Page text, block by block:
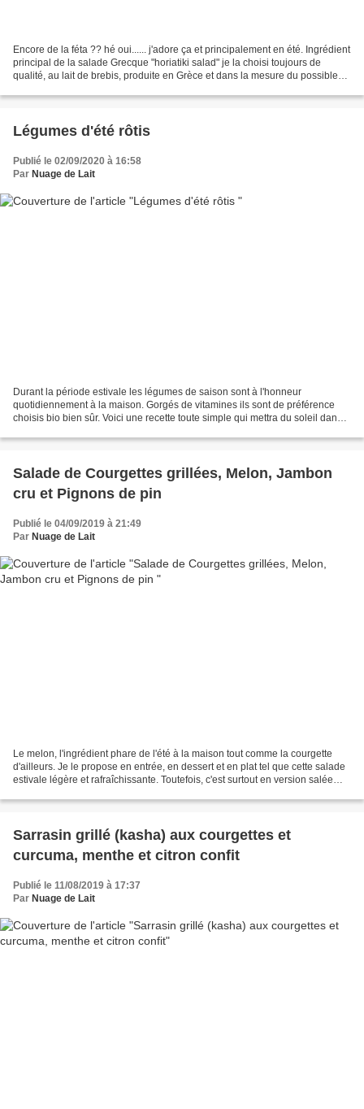
Encore de la féta ?? hé oui...... j'adore ça et principalement en été. Ingrédient
principal de la salade Grecque "horiatiki salad" je la choisi toujours de
qualité, au lait de brebis, produite en Grèce et dans la mesure du possible
Légumes d'été rôtis
Publié le 02/09/2020 à 16:58
Par Nuage de Lait
Durant la période estivale les légumes de saison sont à l'honneur
quotidiennement à la maison. Gorgés de vitamines ils sont de préférence
choisis bio bien sûr. Voici une recette toute simple qui mettra du soleil dans
Salade de Courgettes grillées, Melon, Jambon
cru et Pignons de pin
Publié le 04/09/2019 à 21:49
Par Nuage de Lait
Le melon, l'ingrédient phare de l'été à la maison tout comme la courgette
d'ailleurs. Je le propose en entrée, en dessert et en plat tel que cette salade
estivale légère et rafraîchissante. Toutefois, c'est surtout en version salée
Sarrasin grillé (kasha) aux courgettes et
curcuma, menthe et citron confit
Publié le 11/08/2019 à 17:37
Par Nuage de Lait